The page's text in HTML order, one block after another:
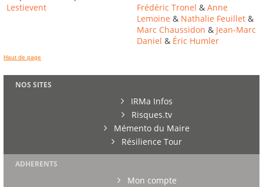
Lestievent
Frédéric Tronel &Anne
Lemoine & Nathalie Feuillet &
Marc Chaussidon & Jean-Marc
Daniel & Éric Humler
Haut de page
NOS SITES
IRMa Infos
Risques.tv
Mémento du Maire
Résilience Tour
ADHERENTS
Mon compte